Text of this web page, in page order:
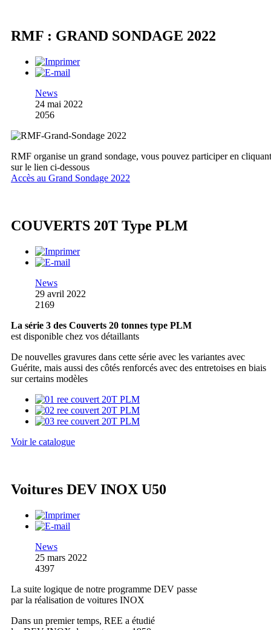
RMF : GRAND SONDAGE 2022
News
24 mai 2022
2056
RMF organise un grand sondage, vous pouvez participer en cliquant
sur le lien ci-dessous
Accès au Grand Sondage 2022
COUVERTS 20T Type PLM
News
29 avril 2022
2169
La série 3 des Couverts 20 tonnes type PLM
est disponible chez vos détaillants
De nouvelles gravures dans cette série avec les variantes avec
Guérite, mais aussi des côtés renforcés avec des entretoises en biais
sur certains modèles
Voir le catalogue
Voitures DEV INOX U50
News
25 mars 2022
4397
La suite logique de notre programme DEV passe
par la réalisation de voitures INOX
Dans un premier temps, REE a étudié